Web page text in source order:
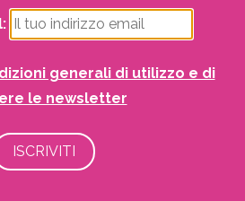
generali di utilizzo e di
le newsletter